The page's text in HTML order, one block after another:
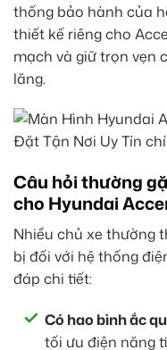
thống bảo hành của
thiết kế riêng cho
mạch và giữ trọn vẹn
lăng.
Câu hỏi thường
cho Hyundai
Nhiều chủ xe thường
bị đối với hệ thống
đáp chi tiết:
Có hao bình ắc
tối ưu điện năng